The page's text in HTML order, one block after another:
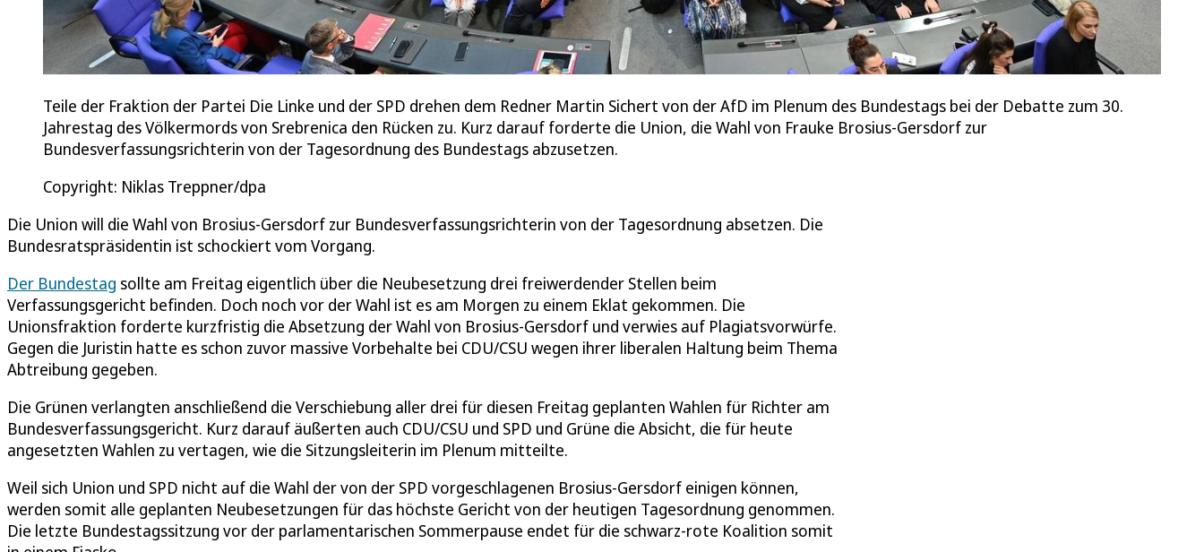
Teile der Fraktion der Partei Die Linke und der SPD drehen dem Redner Martin Sichert von der AfD im Plenum des Bundestags bei der Debatte zum 30.
Jahrestag des Völkermords von Srebrenica den Rücken zu. Kurz darauf forderte die Union, die Wahl von Frauke Brosius-Gersdorf zur
Bundesverfassungsrichterin von der Tagesordnung des Bundestags abzusetzen.
Copyright: Niklas Treppner/dpa
Die Union will die Wahl von Brosius-Gersdorf zur Bundesverfassungsrichterin von der Tagesordnung absetzen. Die
Bundesratspräsidentin ist schockiert vom Vorgang.
Der Bundestag sollte am Freitag eigentlich über die Neubesetzung drei freiwerdender Stellen beim
Verfassungsgericht befinden. Doch noch vor der Wahl ist es am Morgen zu einem Eklat gekommen. Die
Unionsfraktion forderte kurzfristig die Absetzung der Wahl von Brosius-Gersdorf und verwies auf Plagiatsvorwürfe.
Gegen die Juristin hatte es schon zuvor massive Vorbehalte bei CDU/CSU wegen ihrer liberalen Haltung beim Thema
Abtreibung gegeben.
Die Grünen verlangten anschließend die Verschiebung aller drei für diesen Freitag geplanten Wahlen für Richter am
Bundesverfassungsgericht. Kurz darauf äußerten auch CDU/CSU und SPD und Grüne die Absicht, die für heute
angesetzten Wahlen zu vertagen, wie die Sitzungsleiterin im Plenum mitteilte.
Weil sich Union und SPD nicht auf die Wahl der von der SPD vorgeschlagenen Brosius-Gersdorf einigen können,
werden somit alle geplanten Neubesetzungen für das höchste Gericht von der heutigen Tagesordnung genommen.
Die letzte Bundestagssitzung vor der parlamentarischen Sommerpause endet für die schwarz-rote Koalition somit